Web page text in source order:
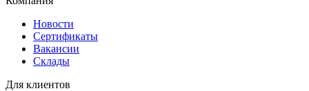
Новости
Сертификаты
Вакансии
Склады
Для клиентов